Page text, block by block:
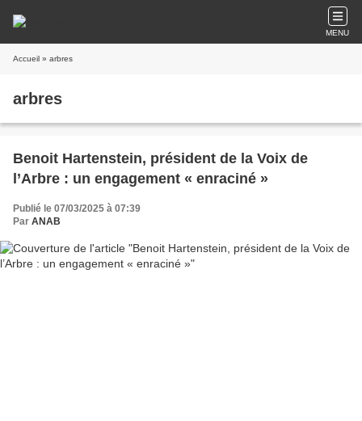
MENU
Accueil » arbres
arbres
Benoit Hartenstein, président de la Voix de
l’Arbre : un engagement « enraciné »
Publié le 07/03/2025 à 07:39
Par ANAB